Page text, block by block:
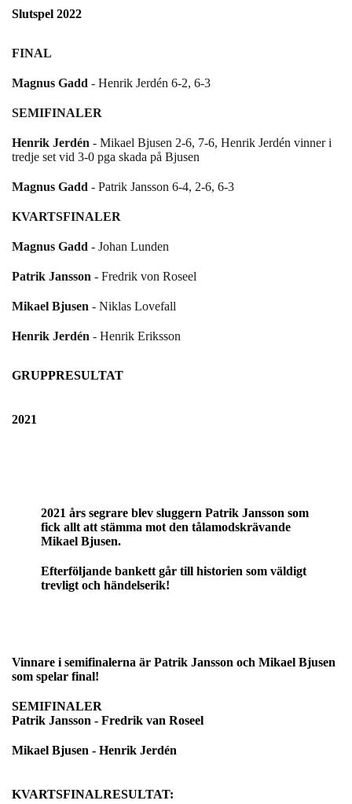
Slutspel 2022
FINAL
Magnus Gadd - Henrik Jerdén 6-2, 6-3
SEMIFINALER
Henrik Jerdén - Mikael Bjusen 2-6, 7-6, Henrik Jerdén vinner i
tredje set vid 3-0 pga skada på Bjusen
Magnus Gadd - Patrik Jansson 6-4, 2-6, 6-3
KVARTSFINALER
Magnus Gadd - Johan Lunden
Patrik Jansson - Fredrik von Roseel
Mikael Bjusen - Niklas Lovefall
Henrik Jerdén - Henrik Eriksson
GRUPPRESULTAT
2021
2021 års segrare blev sluggern Patrik Jansson som
fick allt att stämma mot den tålamodskrävande
Mikael Bjusen.
Efterföljande bankett går till historien som väldigt
trevligt och händelserik!
Vinnare i semifinalerna är Patrik Jansson och Mikael Bjusen
som spelar final!
SEMIFINALER
Patrik Jansson - Fredrik van Roseel
Mikael Bjusen - Henrik Jerdén
KVARTSFINALRESULTAT: